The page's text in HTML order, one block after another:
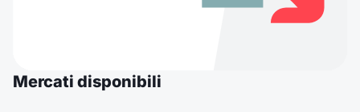
Mercati disponibili